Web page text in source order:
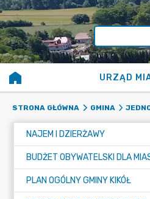
URZĄD
STRONA GŁÓWNA GMINA
NAJEM I DZIERŻAWY
PLAN OGÓLNY GMINY KIKÓŁ